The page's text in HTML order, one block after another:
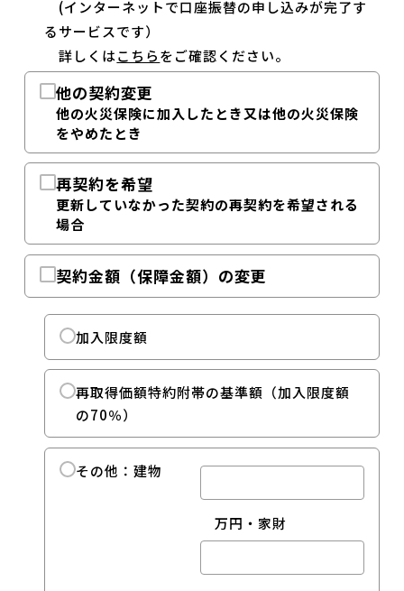
(インターネットで口座振替の申し込みが完了す
るサービスです）
詳しくはこちらをご確認ください。
他の契約変更
他の火災保険に加入したとき又は他の火災保険
をやめたとき
再契約を希望
更新していなかった契約の再契約を希望される
場合
契約金額（保障金額）の変更
加入限度額
再取得価額特約附帯の基準額（加入限度額
の70％）
その他：建物
万円・家財